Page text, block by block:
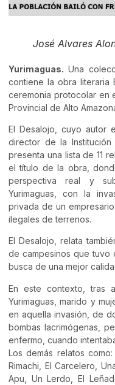
José Alvares
Yurimaguas. Una
contiene la obra literaria
ceremonia protocolar en
Provincial de Alto
El Desalojo, cuyo autor
director de la Institución
presenta una lista de 11
el título de la obra,
perspectiva real y
Yurimaguas, con la
privada de un
ilegales de terrenos.
El Desalojo, relata
de campesinos que tuvo
busca de una mejor
En este contexto, tras
Yurimaguas, marido y
en aquella invasión, de
bombas lacrimógenas,
enfermo, cuando
Los demás relatos
Rimachi, El Carcelero,
Apu, Un Lerdo, El